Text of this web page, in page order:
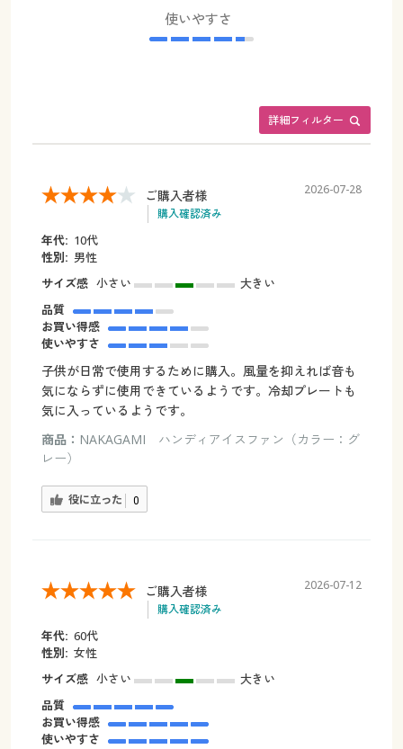
使いやすさ
詳細フィルター
ご購入者様
購入確認済み
2026-07-28
年代: 10代
性別: 男性
サイズ感 小さい
大きい
品質
お買い得感
使いやすさ
子供が日常で使用するために購入。風量を抑えれば音も
気にならずに使用できているようです。冷却プレートも
気に入っているようです。
商品： NAKAGAMI ハンディアイスファン（カラー：グ
レー）
役に立った 0
ご購入者様
購入確認済み
2026-07-12
年代: 60代
性別: 女性
サイズ感 小さい
大きい
品質
お買い得感
使いやすさ